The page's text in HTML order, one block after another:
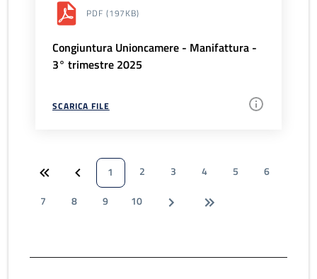
PDF (197KB)
Congiuntura Unioncamere - Manifattura -
3° trimestre 2025
SCARICA FILE
1 2 3 4 5
6
7
8 9 10